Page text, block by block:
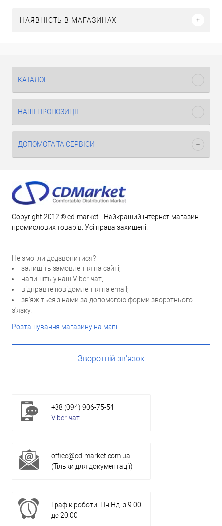
НАЯВНІСТЬ В МАГАЗИНАХ
КАТАЛОГ
НАШІ ПРОПОЗИЦІЇ
ДОПОМОГА ТА СЕРВІСИ
Copyright 2012 ® cd-market - Найкращий інтернет-магазин
промислових товарів. Усі права захищені.
Не змогли додзвонитися?
залишіть замовлення на сайті;
напишіть у наш Viber-чат;
відправте повідомлення на email;
зв'яжіться з нами за допомогою форми зворотнього
з'язку.
Розташування магазину на мапі
Зворотній зв'язок
+38 (094) 906-75-54
Viber-чат
office@cd-market.com.ua
(Тільки для документації)
Графік роботи: Пн-Нд: з 9:00
до 20:00